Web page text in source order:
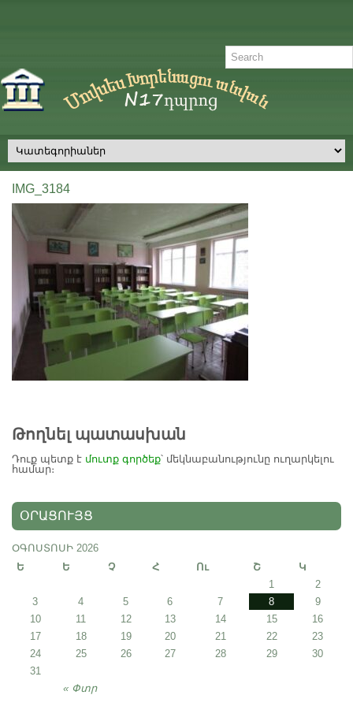
IMG_3184
Թողնել պատասխան
Դուք պետք է մուտք գործեք՝ մեկնաբանությունը ուղարկելու
համար։
ՕՐԱՑՈՒՅՑ
ՕԳՈՍՏՈՍԻ 2026
Ե
Ե Չ Հ Ու Շ Կ
« Փտր
1
2
3
4 5 6 7 8
9
10
11 12 13 14 15
16
17
18 19 20 21 22
23
24
25 26 27 28 29
30
31